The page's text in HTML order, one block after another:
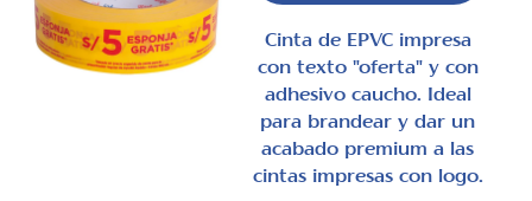
Cinta de EPVC impresa
con texto "oferta" y con
adhesivo caucho. Ideal
para brandear y dar un
acabado premium a las
cintas impresas con logo.